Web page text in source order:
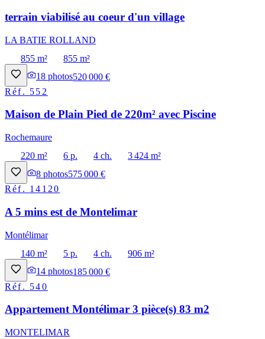
terrain viabilisé au coeur d'un village
LA BATIE ROLLAND
855 m²
855 m²
18 photos520 000 €
Réf. 552
Maison de Plain Pied de 220m² avec Piscine
Rochemaure
220 m²
6 p. 4 ch.
3 424 m²
8 photos575 000 €
Réf. 14120
A 5 mins est de Montelimar
Montélimar
140 m²
5 p. 4 ch.
906 m²
14 photos185 000 €
Réf. 540
Appartement Montélimar 3 pièce(s) 83 m2
MONTELIMAR